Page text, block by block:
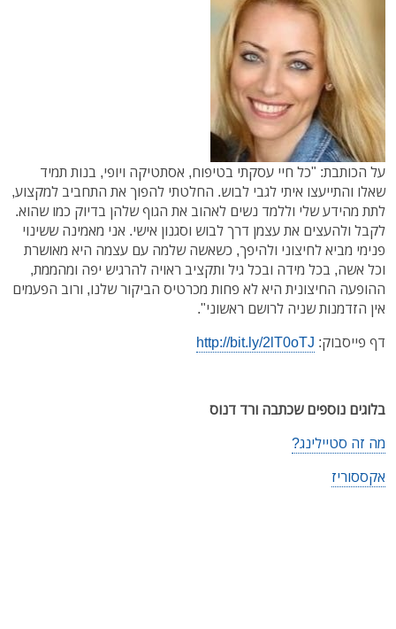
על הכותבת: "כל חיי עסקתי בטיפוח, אסתטיקה ויופי, בנות תמיד
שאלו והתייעצו איתי לגבי לבוש. החלטתי להפוך את התחביב למקצוע,
לתת מהידע שלי וללמד נשים לאהוב את הגוף שלהן בדיוק כמו שהוא.
לקבל ולהעצים את עצמן דרך לבוש וסגנון אישי. אני מאמינה ששינוי
פנימי מביא לחיצוני ולהיפך, כשאשה שלמה עם עצמה היא מאושרת
וכל אשה, בכל מידה ובכל גיל ותקציב ראויה להרגיש יפה ומהממת,
ההופעה החיצונית היא לא פחות מכרטיס הביקור שלנו, ורוב הפעמים
אין הזדמנות שניה לרושם ראשוני".
דף פייסבוק: http://bit.ly/2lT0oTJ
בלוגים נוספים שכתבה ורד דנוס
מה זה סטיילינג?
אקססוריז